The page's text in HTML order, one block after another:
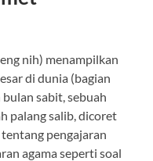
nih) menampilkan
di dunia (bagian
bulan sabit, sebuah
palang salib, dicoret
pengajaran
agama seperti soal